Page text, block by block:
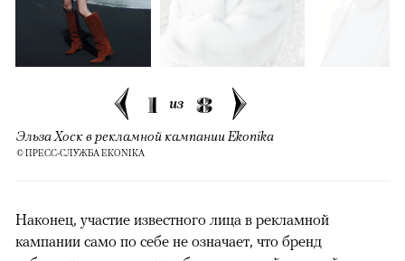
1 из 8
Эльза Хоск в рекламной кампании Ekonika
© ПРЕСС-СЛУЖБА EKONIKA
Наконец, участие известного лица в рекламной
кампании само по себе не означает, что бренд